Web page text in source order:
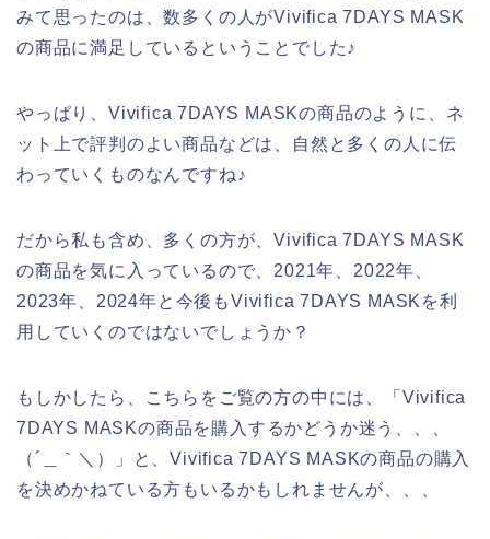
みて思ったのは、数多くの人がVivifica 7DAYS MASK
の商品に満足しているということでした♪
やっぱり、Vivifica 7DAYS MASKの商品のように、ネ
ット上で評判のよい商品などは、自然と多くの人に伝
わっていくものなんですね♪
だから私も含め、多くの方が、Vivifica 7DAYS MASK
の商品を気に入っているので、2021年、2022年、
2023年、2024年と今後もVivifica 7DAYS MASKを利
用していくのではないでしょうか？
もしかしたら、こちらをご覧の方の中には、「Vivifica
7DAYS MASKの商品を購入するかどうか迷う、、、
（´＿｀＼）」と、Vivifica 7DAYS MASKの商品の購入
を決めかねている方もいるかもしれませんが、、、